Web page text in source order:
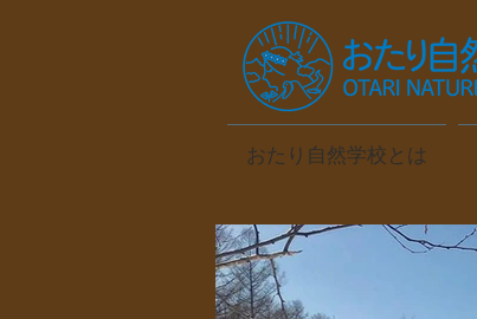
おたり自然学校とは